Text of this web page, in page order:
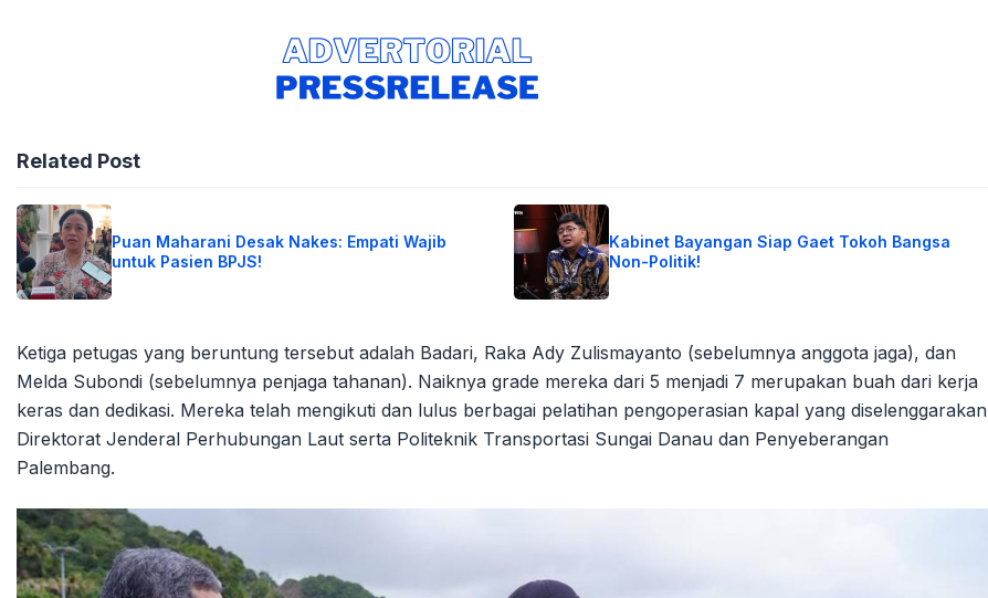
Related Post
Puan Maharani Desak Nakes: Empati Wajib
untuk Pasien BPJS!
Kabinet Bayangan Siap Gaet Tokoh Bangsa
Non-Politik!
Ketiga petugas yang beruntung tersebut adalah Badari, Raka Ady Zulismayanto (sebelumnya anggota jaga), dan
Melda Subondi (sebelumnya penjaga tahanan). Naiknya grade mereka dari 5 menjadi 7 merupakan buah dari kerja
keras dan dedikasi. Mereka telah mengikuti dan lulus berbagai pelatihan pengoperasian kapal yang diselenggarakan
Direktorat Jenderal Perhubungan Laut serta Politeknik Transportasi Sungai Danau dan Penyeberangan
Palembang.